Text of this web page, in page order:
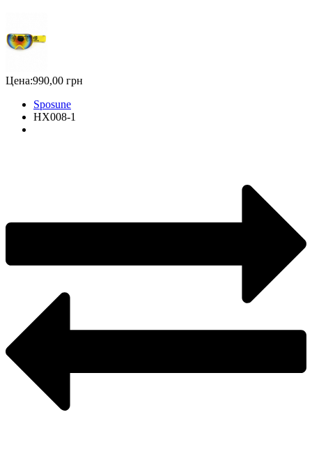
Цена:990,00 грн
Sposune
HX008-1